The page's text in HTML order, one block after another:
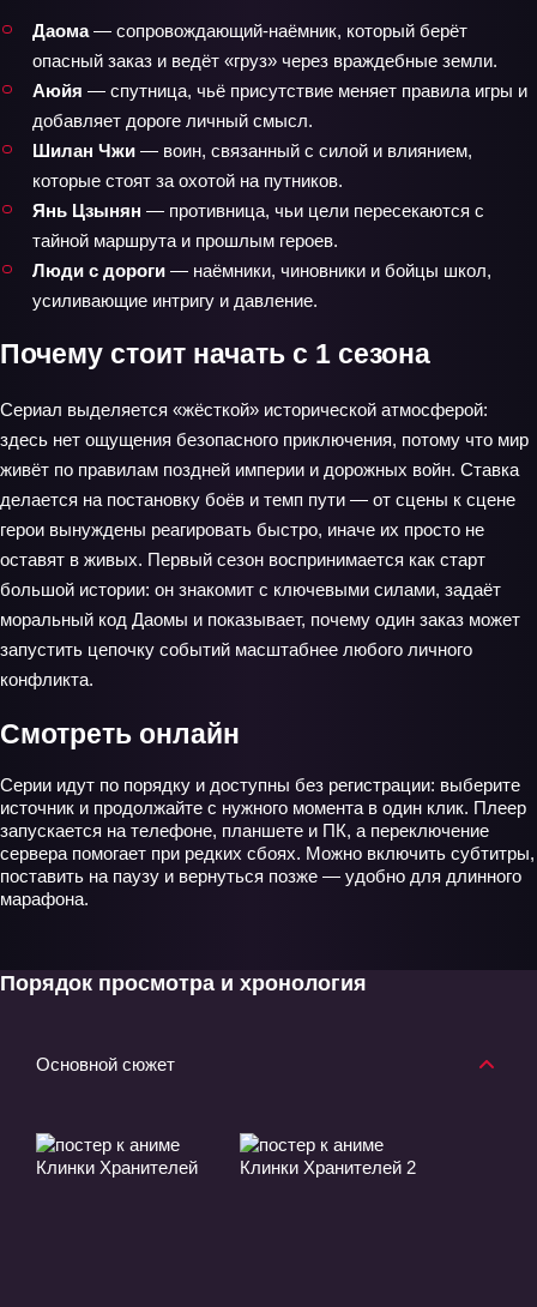
Даома— сопровождающий-наёмник, который берёт
опасный заказ и ведёт «груз» через враждебные земли.
Аюйя — спутница, чьё присутствие меняет правила игры и
добавляет дороге личный смысл.
Шилан Чжи — воин, связанный с силой и влиянием,
которые стоят за охотой на путников.
Янь Цзынян — противница, чьи цели пересекаются с
тайной маршрута и прошлым героев.
Люди с дороги — наёмники, чиновники и бойцы школ,
усиливающие интригу и давление.
Почему стоит начать с 1 сезона
Сериал выделяется «жёсткой» исторической атмосферой:
здесь нет ощущения безопасного приключения, потому что мир
живёт по правилам поздней империи и дорожных войн. Ставка
делается на постановку боёв и темп пути — от сцены к сцене
герои вынуждены реагировать быстро, иначе их просто не
оставят в живых. Первый сезон воспринимается как старт
большой истории: он знакомит с ключевыми силами, задаёт
моральный код Даомы и показывает, почему один заказ может
запустить цепочку событий масштабнее любого личного
конфликта.
Смотреть онлайн
Серии идут по порядку и доступны без регистрации: выберите
источник и продолжайте с нужного момента в один клик. Плеер
запускается на телефоне, планшете и ПК, а переключение
сервера помогает при редких сбоях. Можно включить субтитры,
поставить на паузу и вернуться позже — удобно для длинного
марафона.
Порядок просмотра и хронология
Основной сюжет